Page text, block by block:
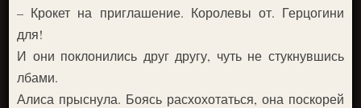
– Крокет на приглашение. Королевы от. Герцогини
для!
И они поклонились друг другу, чуть не стукнувшись
лбами.
Алиса прыснула. Боясь расхохотаться, она поскорей